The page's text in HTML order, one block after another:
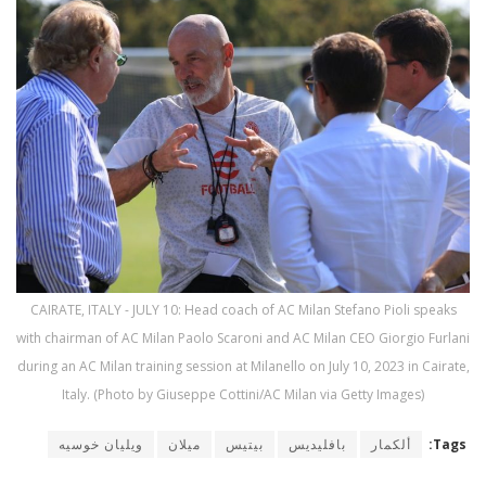
CAIRATE, ITALY - JULY 10: Head coach of AC Milan Stefano Pioli speaks
with chairman of AC Milan Paolo Scaroni and AC Milan CEO Giorgio Furlani
during an AC Milan training session at Milanello on July 10, 2023 in Cairate,
Italy. (Photo by Giuseppe Cottini/AC Milan via Getty Images)
Tags: ألكمار بافليديس بيتيس ميلان ويليان خوسيه